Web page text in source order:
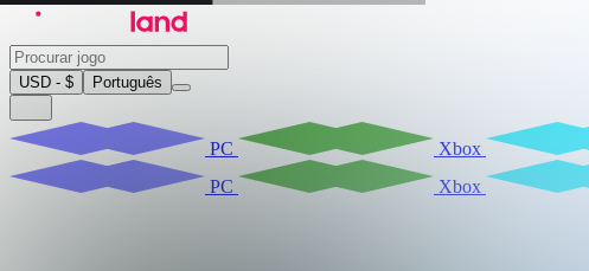
USD - $ Português
PC Xbox
PC
Xbox